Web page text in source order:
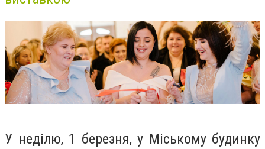
У неділю, 1 березня, у Міському будинку